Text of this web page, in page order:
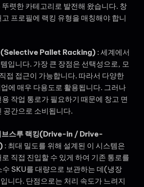
렷한 카테고리로 발전해 왔습니다. 창
프로필에 랙킹 유형을 매칭해야 합니
(Selective Pallet Racking) : 세계에서
입니다. 가장 큰 장점은 선택성으로, 모
접 접근이 가능합니다. 따라서 다양한
에 매우 다용도로 활용됩니다. 그러나
작업 통로가 필요하기 때문에 창고 면
공간으로 소비됩니다.
브스루 랙킹(Drive-in / Drive-
: 최대 밀도를 위해 설계된 이 시스템은
직접 진입할 수 있게 하여 기존 통로를
SKU를 대량으로 보관하는 데(냉장
니다. 단점으로는 처리 속도가 느려지